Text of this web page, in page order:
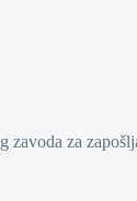
zavoda za